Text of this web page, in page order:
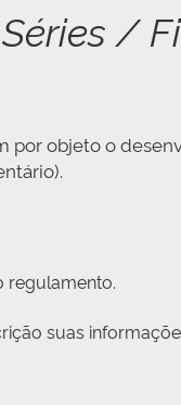
/
por objeto o
regulamento.
suas